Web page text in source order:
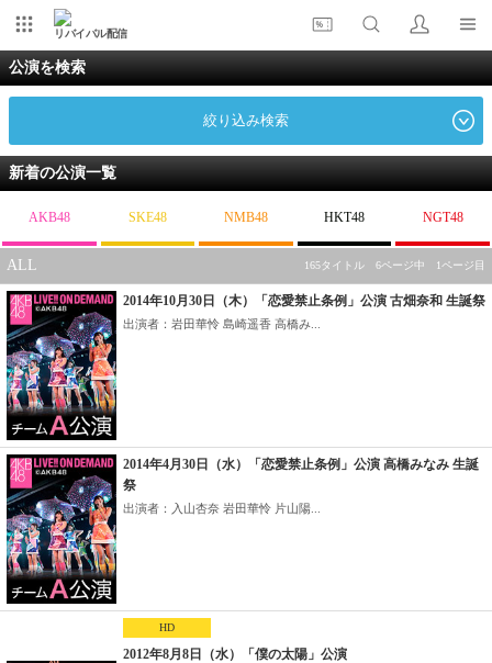
リバイバル配信
公演を検索
絞り込み検索
新着の公演一覧
AKB48 SKE48 NMB48 HKT48 NGT48
ALL 165タイトル 6ページ中 1ページ目
2014年10月30日（木）「恋愛禁止条例」公演 古畑奈和 生誕祭
出演者：岩田華怜 島崎遥香 高橋み...
2014年4月30日（水）「恋愛禁止条例」公演 高橋みなみ 生誕
祭
出演者：入山杏奈 岩田華怜 片山陽...
HD
2012年8月8日（水）「僕の太陽」公演